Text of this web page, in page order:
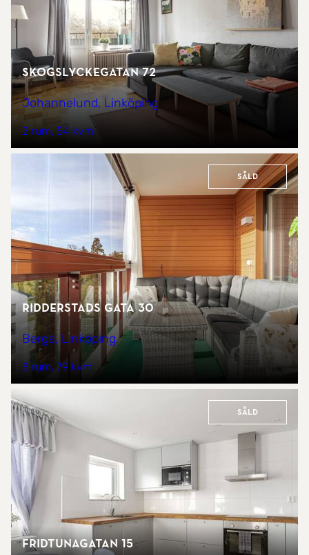
Skogslyckegatan 72
Johannelund, Linköping
2 rum 54 kvm
Såld
Ridderstads gata 30
Berga, Linköping
3 rum 79 kvm
Såld
Fridtunagatan 15